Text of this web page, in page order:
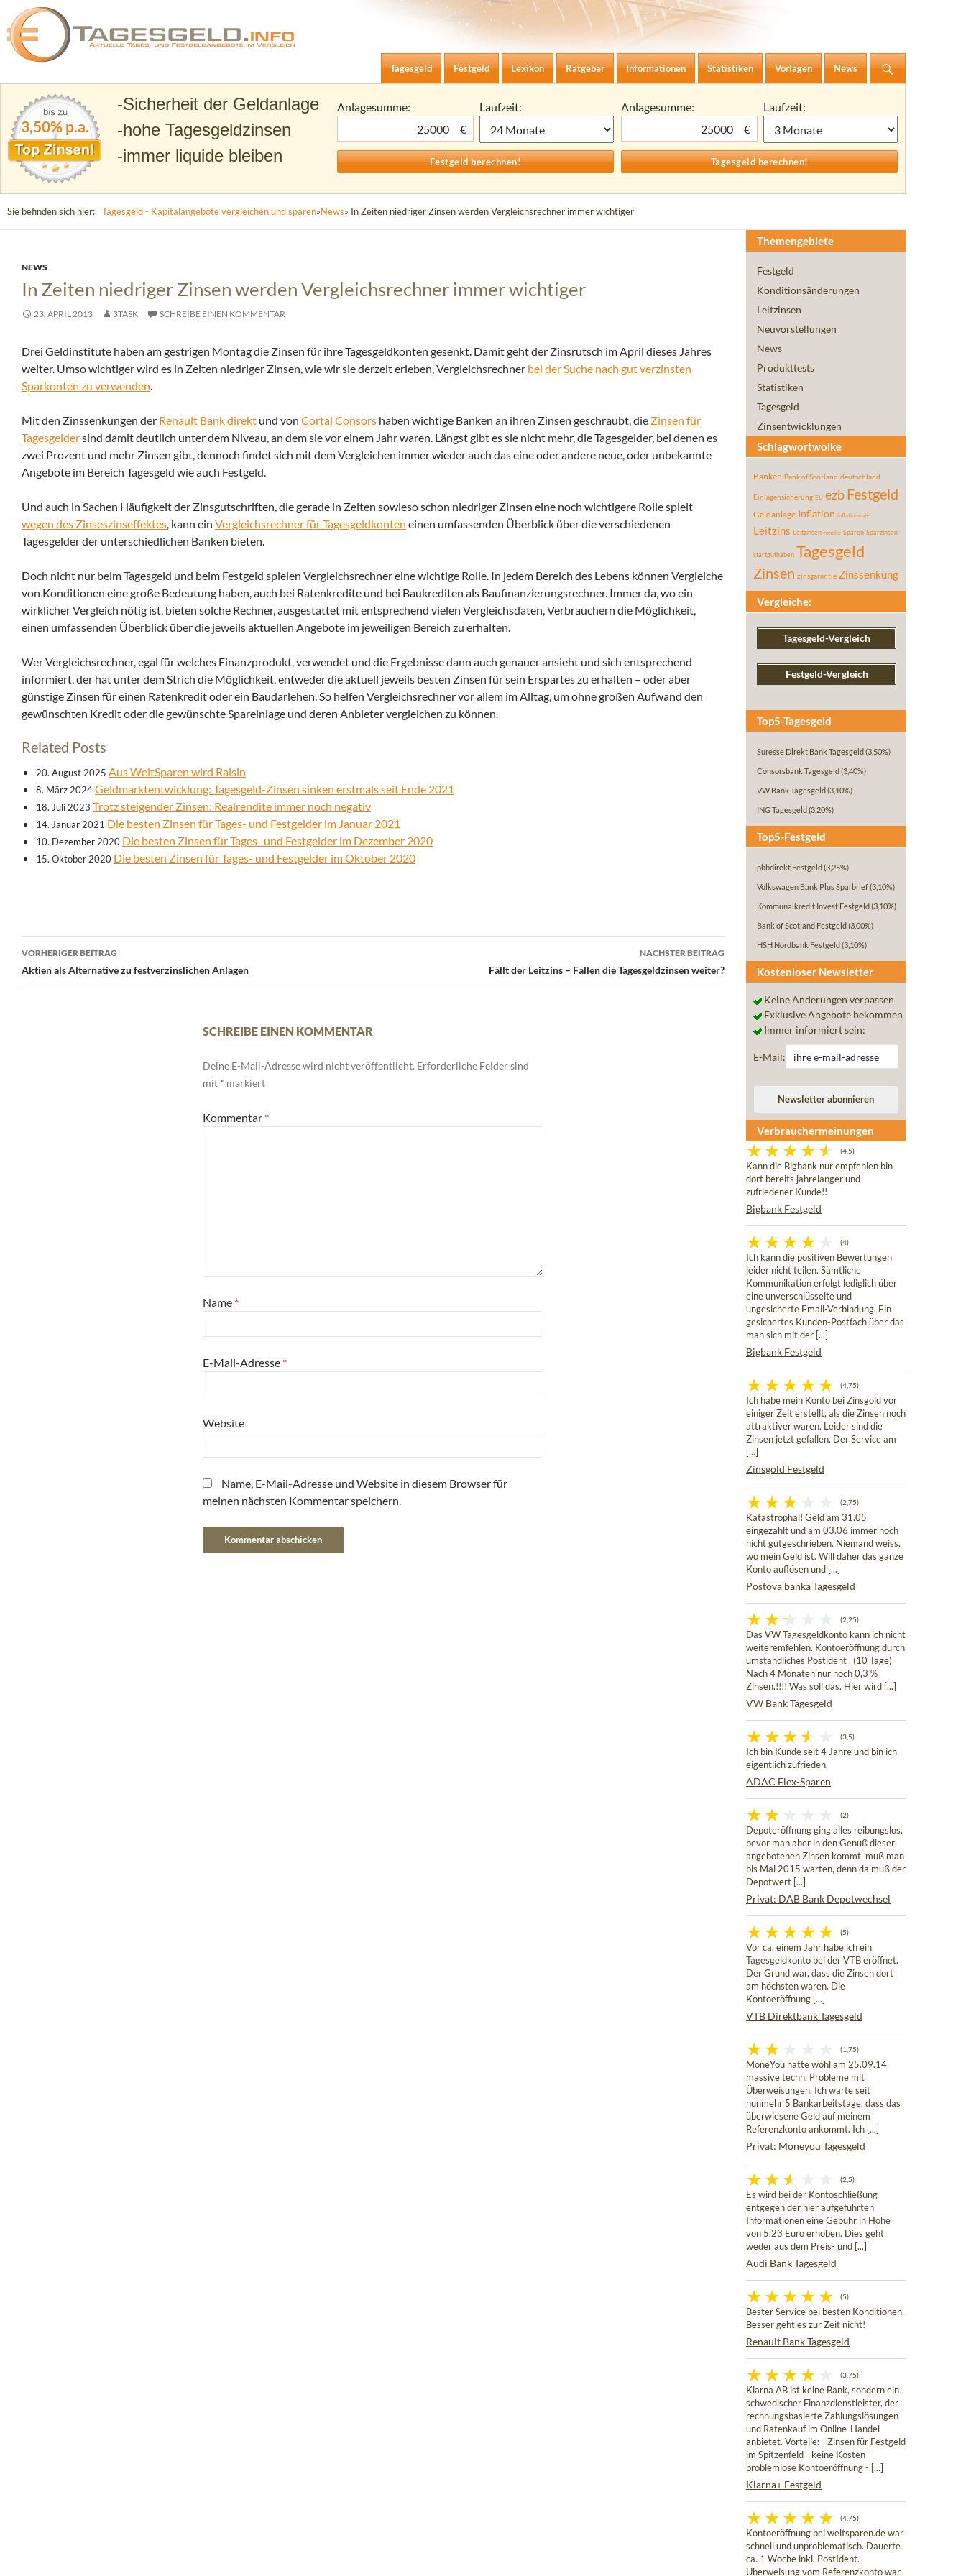
Tagesgeld.info – Tagesgeldkonten vergleichen und Tagesgeld-Zinsen berechnen
Zum Inhalt springen
Tagesgeld
Festgeld Lexikon Ratgeber Informationen Statistiken Vorlagen News
3,50% p.a.
Sicherheit der Geldanlage
hohe Tagesgeldzinsen
immer liquide bleiben
Anlagesumme:
€
Laufzeit:
Anlagesumme:
€
Laufzeit:
Sie befinden sich hier: Tagesgeld - Kapitalangebote vergleichen und sparen»News» In Zeiten niedriger Zinsen werden Vergleichsrechner immer wichtiger
NEWS
In Zeiten niedriger Zinsen werden Vergleichsrechner immer wichtiger
23. APRIL 2013 3TASK SCHREIBE EINEN KOMMENTAR
Drei Geldinstitute haben am gestrigen Montag die Zinsen für ihre Tagesgeldkonten gesenkt. Damit geht der Zinsrutsch im April dieses Jahres
weiter. Umso wichtiger wird es in Zeiten niedriger Zinsen, wie wir sie derzeit erleben, Vergleichsrechner bei der Suche nach gut verzinsten
Sparkonten zu verwenden.
Mit den Zinssenkungen der Renault Bank direkt und von Cortal Consors haben wichtige Banken an ihren Zinsen geschraubt, die Zinsen für
Tagesgeldersind damit deutlich unter dem Niveau, an dem sie vor einem Jahr waren. Längst gibt es sie nicht mehr, die Tagesgelder, bei denen es
zwei Prozent und mehr Zinsen gibt, dennoch findet sich mit dem Vergleichen immer wieder auch das eine oder andere neue, oder unbekannte
Angebote im Bereich Tagesgeld wie auch Festgeld.
Und auch in Sachen Häufigkeit der Zinsgutschriften, die gerade in Zeiten sowieso schon niedriger Zinsen eine noch wichtigere Rolle spielt
wegen des Zinseszinseffektes, kann ein Vergleichsrechner für Tagesgeldkonten einen umfassenden Überblick über die verschiedenen
Tagesgelder der unterschiedlichen Banken bieten.
Doch nicht nur beim Tagesgeld und beim Festgeld spielen Vergleichsrechner eine wichtige Rolle. In jedem Bereich des Lebens können Vergleiche
von Konditionen eine große Bedeutung haben, auch bei Ratenkredite und bei Baukrediten als Baufinanzierungsrechner. Immer da, wo ein
wirklicher Vergleich nötig ist, bieten solche Rechner, ausgestattet mit entsprechend vielen Vergleichsdaten, Verbrauchern die Möglichkeit,
einen umfassenden Überblick über die jeweils aktuellen Angebote im jeweiligen Bereich zu erhalten.
Wer Vergleichsrechner, egal für welches Finanzprodukt, verwendet und die Ergebnisse dann auch genauer ansieht und sich entsprechend
informiert, der hat unter dem Strich die Möglichkeit, entweder die aktuell jeweils besten Zinsen für sein Erspartes zu erhalten – oder aber
günstige Zinsen für einen Ratenkredit oder ein Baudarlehen. So helfen Vergleichsrechner vor allem im Alltag, um ohne großen Aufwand den
gewünschten Kredit oder die gewünschte Spareinlage und deren Anbieter vergleichen zu können.
Related Posts
20. August 2025 Aus WeltSparen wird Raisin
8. März 2024Geldmarktentwicklung: Tagesgeld-Zinsen sinken erstmals seit Ende 2021
18. Juli 2023 Trotz steigender Zinsen: Realrendite immer noch negativ
14. Januar 2021 Die besten Zinsen für Tages- und Festgelder im Januar 2021
10. Dezember 2020 Die besten Zinsen für Tages- und Festgelder im Dezember 2020
15. Oktober 2020 Die besten Zinsen für Tages- und Festgelder im Oktober 2020
Beitrags-
Navigation
VORHERIGER BEITRAG
Aktien als Alternative zu festverzinslichen Anlagen
NÄCHSTER BEITRAG
Fällt der Leitzins – Fallen die Tagesgeldzinsen weiter?
SCHREIBE EINEN KOMMENTAR
Deine E-Mail-Adresse wird nicht veröffentlicht. Erforderliche Felder sind
mit * markiert
Kommentar *
Name *
E-Mail-Adresse *
Website
Name, E-Mail-Adresse und Website in diesem Browser für
meinen nächsten Kommentar speichern.
Themengebiete
Festgeld
Konditionsänderungen
Leitzinsen
Neuvorstellungen
News
Produkttests
Statistiken
Tagesgeld
Zinsentwicklungen
Schlagwortwolke
Banken Bank of Scotland deutschland
Einlagensicherung EU ezbFestgeld
Geldanlage Inflation inflationsrate
Leitzins Leitzinsen rendite Sparen Sparzinsen
startguthaben Tagesgeld
Zinsen zinsgarantie Zinssenkung
Vergleiche:
Tagesgeld-Vergleich
Festgeld-Vergleich
Top5-Tagesgeld
Suresse Direkt Bank Tagesgeld (3,50%)
Consorsbank Tagesgeld (3,40%)
VW Bank Tagesgeld (3,10%)
ING Tagesgeld (3,20%)
Top5-Festgeld
pbbdirekt Festgeld (3,25%)
Volkswagen Bank Plus Sparbrief(3,10%)
Kommunalkredit Invest Festgeld (3,10%)
Bank of Scotland Festgeld (3,00%)
HSH Nordbank Festgeld (3,10%)
Kostenloser Newsletter
Keine Änderungen verpassen
Exklusive Angebote bekommen
Immer informiert sein:
E-Mail:
Verbrauchermeinungen
(4,5)
Kann die Bigbank nur empfehlen bin
dort bereits jahrelanger und
zufriedener Kunde!!
Bigbank Festgeld
(4)
Ich kann die positiven Bewertungen
leider nicht teilen. Sämtliche
Kommunikation erfolgt lediglich über
eine unverschlüsselte und
ungesicherte Email-Verbindung. Ein
gesichertes Kunden-Postfach über das
man sich mit der [...]
Bigbank Festgeld
(4,75)
Ich habe mein Konto bei Zinsgold vor
einiger Zeit erstellt, als die Zinsen noch
attraktiver waren. Leider sind die
Zinsen jetzt gefallen. Der Service am
[...]
Zinsgold Festgeld
(2,75)
Katastrophal! Geld am 31.05
eingezahlt und am 03.06 immer noch
nicht gutgeschrieben. Niemand weiss,
wo mein Geld ist. Will daher das ganze
Konto auflösen und [...]
Postova banka Tagesgeld
(2,25)
Das VW Tagesgeldkonto kann ich nicht
weiteremfehlen. Kontoeröffnung durch
umständliches Postident . (10 Tage)
Nach 4 Monaten nur noch 0,3 %
Zinsen.!!!! Was soll das. Hier wird [...]
VW Bank Tagesgeld
(3,5)
Ich bin Kunde seit 4 Jahre und bin ich
eigentlich zufrieden.
ADAC Flex-Sparen
(2)
Depoteröffnung ging alles reibungslos,
bevor man aber in den Genuß dieser
angebotenen Zinsen kommt, muß man
bis Mai 2015 warten, denn da muß der
Depotwert [...]
Privat: DAB Bank Depotwechsel
(5)
Vor ca. einem Jahr habe ich ein
Tagesgeldkonto bei der VTB eröffnet.
Der Grund war, dass die Zinsen dort
am höchsten waren. Die
Kontoeröffnung [...]
VTB Direktbank Tagesgeld
(1,75)
MoneYou hatte wohl am 25.09.14
massive techn. Probleme mit
Überweisungen. Ich warte seit
nunmehr 5 Bankarbeitstage, dass das
überwiesene Geld auf meinem
Referenzkonto ankommt. Ich [...]
Privat: Moneyou Tagesgeld
(2,5)
Es wird bei der Kontoschließung
entgegen der hier aufgeführten
Informationen eine Gebühr in Höhe
von 5,23 Euro erhoben. Dies geht
weder aus dem Preis- und [...]
Audi Bank Tagesgeld
(5)
Bester Service bei besten Konditionen.
Besser geht es zur Zeit nicht!
Renault Bank Tagesgeld
(3,75)
Klarna AB ist keine Bank, sondern ein
schwedischer Finanzdienstleister, der
rechnungsbasierte Zahlungslösungen
und Ratenkauf im Online-Handel
anbietet. Vorteile: - Zinsen für Festgeld
im Spitzenfeld - keine Kosten -
problemlose Kontoeröffnung - [...]
Klarna+ Festgeld
(4,75)
Kontoeröffnung bei weltsparen.de war
schnell und unproblematisch. Dauerte
ca. 1 Woche inkl. PostIdent.
Überweisung vom Referenzkonto war